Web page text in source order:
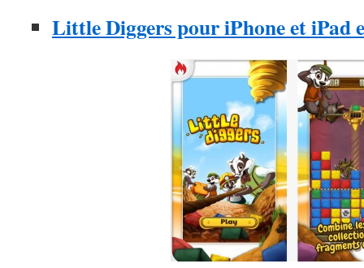
Little Diggers pour iPhone et iPad